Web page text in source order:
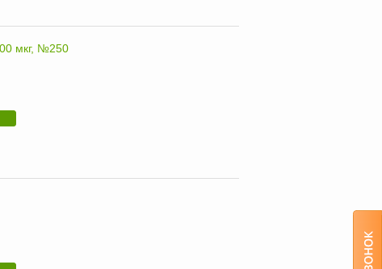
мкг, №250